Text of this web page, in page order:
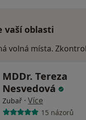
vaší oblasti
volná místa.
MDDr. Tereza
Nesvedová
Zubař · Více
15 názorů